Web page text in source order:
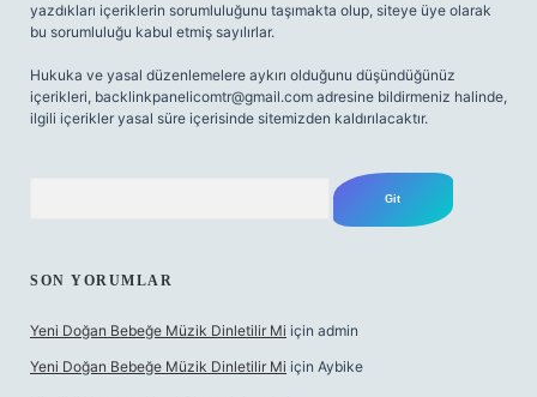
yazdıkları içeriklerin sorumluluğunu taşımakta olup, siteye üye olarak
bu sorumluluğu kabul etmiş sayılırlar.
Hukuka ve yasal düzenlemelere aykırı olduğunu düşündüğünüz
içerikleri, backlinkpanelicomtr@gmail.com adresine bildirmeniz halinde,
ilgili içerikler yasal süre içerisinde sitemizden kaldırılacaktır.
SON YORUMLAR
Yeni Doğan Bebeğe Müzik Dinletilir Mi için admin
Yeni Doğan Bebeğe Müzik Dinletilir Mi için Aybike